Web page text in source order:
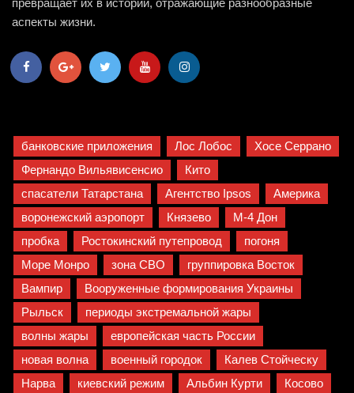
превращает их в истории, отражающие разнообразные
аспекты жизни.
банковские приложения Лос Лобос
Хосе Серрано
Фернандо Вильявисенсио
Кито
спасатели Татарстана
Агентство Ipsos
Америка
воронежский аэропорт
Князево
М-4 Дон
пробка
Ростокинский путепровод
погоня
Море Монро
зона СВО
группировка Восток
Вампир
Вооруженные формирования Украины
Рыльск
периоды экстремальной жары
волны жары
европейская часть России
новая волна
военный городок
Калев Стойческу
Нарва
киевский режим Альбин Курти Косово